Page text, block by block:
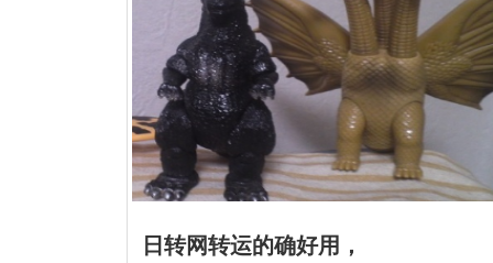
日转网转运的确好用，